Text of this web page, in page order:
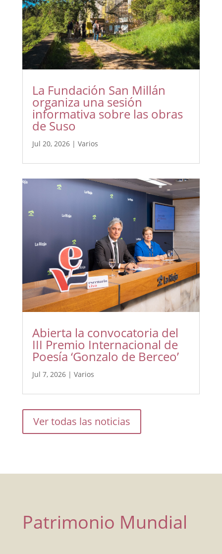
La Fundación San Millán
organiza una sesión
informativa sobre las obras
de Suso
Jul 20, 2026| Varios
Abierta la convocatoria del
III Premio Internacional de
Poesía ‘Gonzalo de Berceo’
Jul 7, 2026| Varios
Ver todas las noticias
Patrimonio Mundial